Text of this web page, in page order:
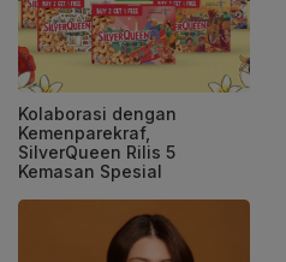
Kolaborasi dengan
Kemenparekraf,
SilverQueen Rilis 5
Kemasan Spesial